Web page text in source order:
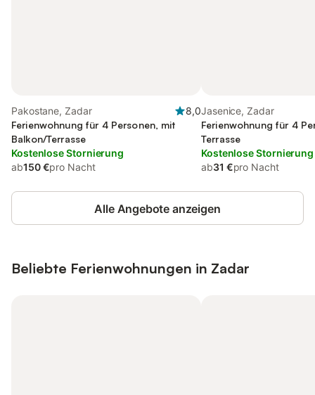
Pakostane, Zadar
8,0
Ferienwohnung für 4 Personen, mit
Balkon/Terrasse
Kostenlose Stornierung
ab150 €pro Nacht
Jasenice, Zadar
Ferienwohnung für 4
Terrasse
Kostenlose Stornierung
ab31 €pro Nacht
Alle Angebote anzeigen
Beliebte Ferienwohnungen in Zadar